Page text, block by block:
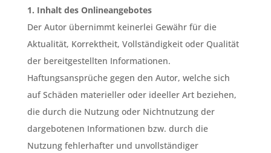
1. Inhalt des Onlineangebotes
Der Autor übernimmt keinerlei Gewähr für die
Aktualität, Korrektheit, Vollständigkeit oder Qualität
der bereitgestellten Informationen.
Haftungsansprüche gegen den Autor, welche sich
auf Schäden materieller oder ideeller Art beziehen,
die durch die Nutzung oder Nichtnutzung der
dargebotenen Informationen bzw. durch die
Nutzung fehlerhafter und unvollständiger